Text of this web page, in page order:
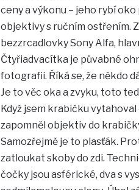
ceny a výkonu – jeho rybí
objektivy s ručním ostřením.
bezzrcadlovky Sony Alfa,
Čtyřiadvacítka je půvabné
fotografii. Říká se, že někdo
Je to věc oka a zvyku, toto
Když jsem krabičku vytahoval
zapomněl objektiv do
Samozřejmě je to plasťák.
zatloukat skoby do zdi.
čočky jsou asférické, dva s